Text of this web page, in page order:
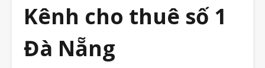
Kênh cho thuê số 1
Đà Nẵng